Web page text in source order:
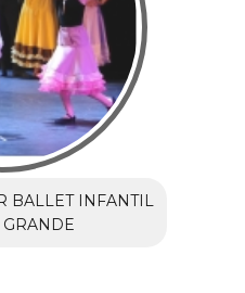
BALLET INFANTIL